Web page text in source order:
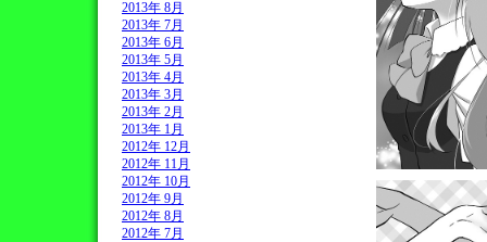
2013年 8月
2013年 7月
2013年 6月
2013年 5月
2013年 4月
2013年 3月
2013年 2月
2013年 1月
2012年 12月
2012年 11月
2012年 10月
2012年 9月
2012年 8月
2012年 7月